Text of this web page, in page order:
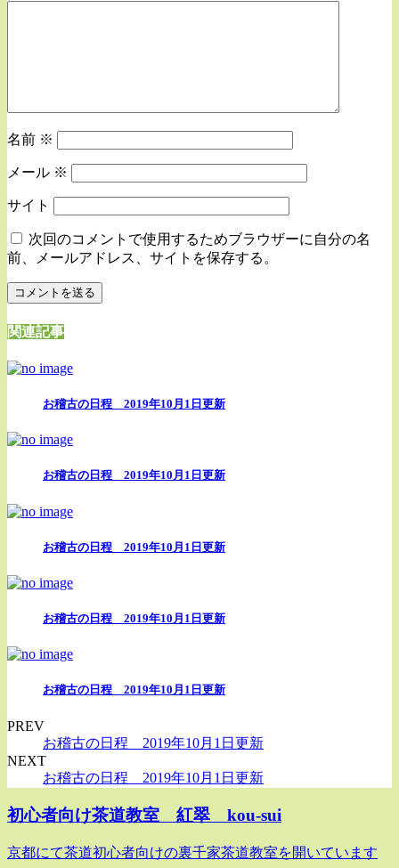
名前 ※
メール ※
サイト
次回のコメントで使用するためブラウザーに自分の名
前、メールアドレス、サイトを保存する。
関連記事
お稽古の日程 2019年10月1日更新
お稽古の日程 2019年10月1日更新
お稽古の日程 2019年10月1日更新
お稽古の日程 2019年10月1日更新
お稽古の日程 2019年10月1日更新
PREV
お稽古の日程 2019年10月1日更新
NEXT
お稽古の日程 2019年10月1日更新
初心者向け茶道教室 紅翠 kou-sui
京都にて茶道初心者向けの裏千家茶道教室を開いています